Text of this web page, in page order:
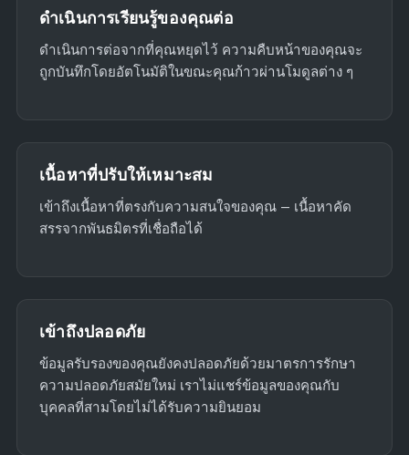
ดำเนินการเรียนรู้ของคุณต่อ
ดำเนินการต่อจากที่คุณหยุดไว้ ความคืบหน้าของคุณจะ
ถูกบันทึกโดยอัตโนมัติในขณะคุณก้าวผ่านโมดูลต่าง ๆ
เนื้อหาที่ปรับให้เหมาะสม
เข้าถึงเนื้อหาที่ตรงกับความสนใจของคุณ — เนื้อหาคัด
สรรจากพันธมิตรที่เชื่อถือได้
เข้าถึงปลอดภัย
ข้อมูลรับรองของคุณยังคงปลอดภัยด้วยมาตรการรักษา
ความปลอดภัยสมัยใหม่ เราไม่แชร์ข้อมูลของคุณกับ
บุคคลที่สามโดยไม่ได้รับความยินยอม